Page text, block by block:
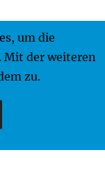
MENÜ
um die
Mit der weiteren
zu.